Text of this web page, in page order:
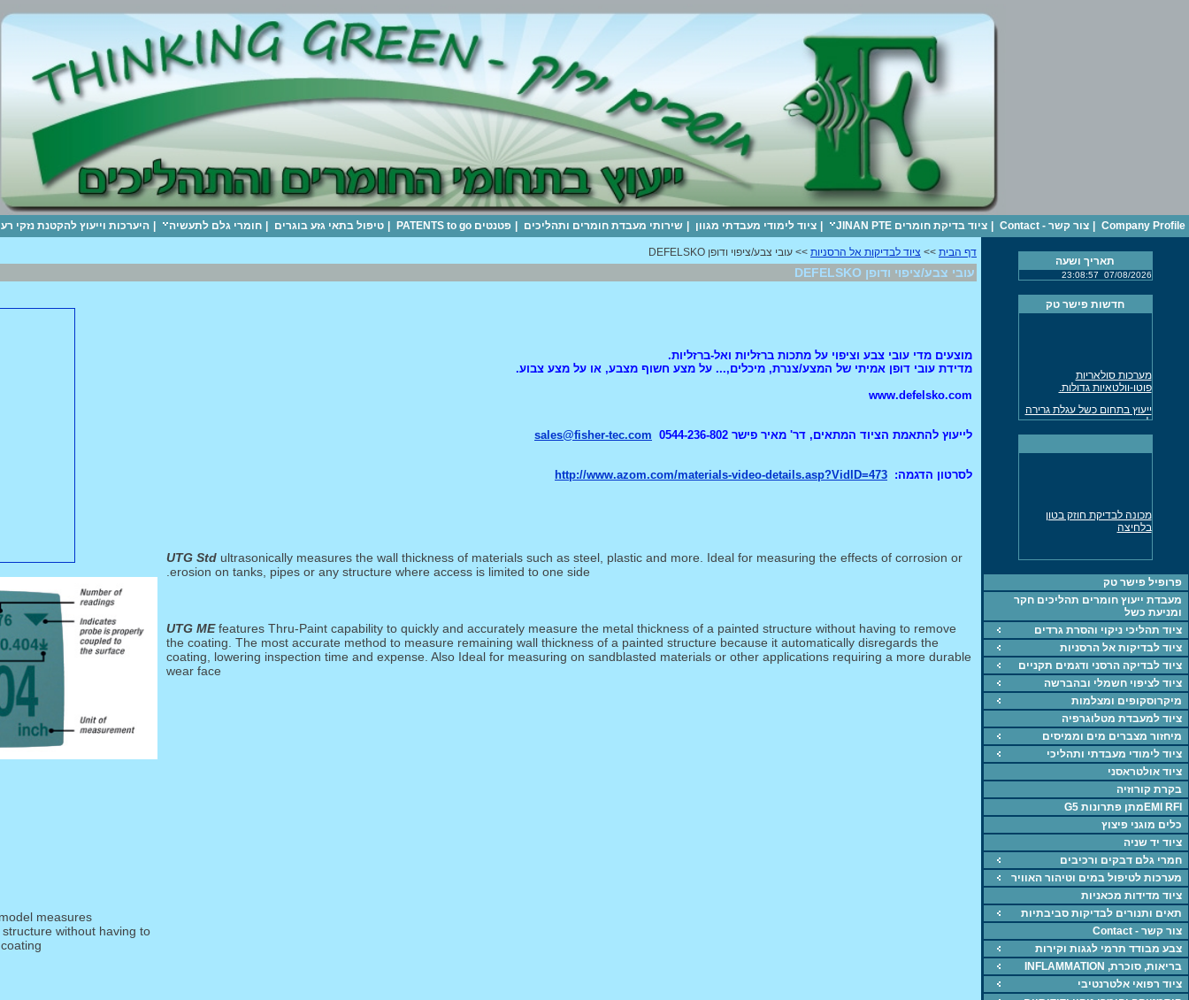
Company Profile צור קשר - Contact ציוד בדיקת חומרים JINAN PTE ציוד לימודי מעבדתי מגוון שירותי מעבדת חומרים ותהליכים פטנטים PATENTS to go טיפול בתאי גזע בוגרים חומרי גלם לתעשיה היערכות וייעוץ להקטנת נזקי
תאריך ושעה
07/08/2026
23:08:57
חדשות פישר טק
מערכות סולאריות
פוטו-וולטאיות גדולות.
ייעוץ בתחום כשל עגלת גרירה
למשאית
מד עובי דופן אולטרסוני נמסר
לתעשיה
חומרים UTM
ייעוץ בתחוםהחומרחם,
תהליכים וחקר כשל
מכונה אוניברסאלית 5KN
לבדיקת חומרים
מד עובי צבע, דופן
מכונת מתיחה 60 טון נמסרה
לתעשיה
מכונה לבדיקת חוזק בטון
בלחיצה
פרופיל פישר טק
מעבדת ייעוץ חומרים תהליכים חקר
ומניעת כשל
ציוד תהליכי ניקוי והסרת גרדים
ציוד לבדיקות אל הרסניות
ציוד לבדיקה הרסני ודגמים תקניים
ציוד לציפוי חשמלי ובהברשה
מיקרוסקופים ומצלמות
ציוד למעבדת מטלוגרפיה
מיחזור מצברים מים וממיסים
ציוד לימודי מעבדתי ותהליכי
ציוד אולטראסני
בקרת קורוזיה
EMI RFIמתן פתרונות G5
כלים מוגני פיצוץ
ציוד יד שניה
חמרי גלם דבקים ורכיבים
מערכות לטיפול במים וטיהור האוויר
ציוד מדידות מכאניות
תאים ותנורים לבדיקות סביבתיות
צור קשר - Contact
צבע מבודד תרמי לגגות וקירות
בריאות, סוכרת, INFLAMMATION
ציוד רפואי אלטרנטיבי
דף הבית >> ציוד לבדיקות אל הרסניות >> עובי צבע/ציפוי ודופן DEFELSKO
עובי צבע/ציפוי ודופן DEFELSKO
מוצעים מדי עובי צבע וציפוי על מתכות ברזליות ואל-ברזליות.
מדידת עובי דופן אמיתי של המצע/צנרת, מיכלים,... על מצע חשוף מצבע, או על מצע צבוע.
www.defelsko.com
לייעוץ להתאמת הציוד המתאים, דר' מאיר פישר 0544-236-802 sales@fisher-tec.com
לסרטון הדגמה: http://www.azom.com/materials-video-details.asp?VidID=473
UTG Std ultrasonically measures the wall thickness of materials such as steel, plastic and more. Ideal for measuring the effects of corrosion or
erosion on tanks, pipes or any structure where access is limited to one side.
UTG ME features Thru-Paint capability to quickly and accurately measure the metal thickness of a painted structure without having to remove
the coating. The most accurate method to measure remaining wall thickness of a painted structure because it automatically disregards the
coating, lowering inspection time and expense. Also Ideal for measuring on sandblasted materials or other applications requiring a more durable
wear face
measures
without having to